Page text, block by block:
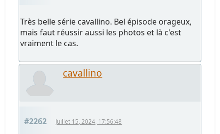
Très belle série cavallino. Bel épisode orageux,
mais faut réussir aussi les photos et là c'est
vraiment le cas.
cavallino
#2262 Juillet 15, 2024, 17:56:48